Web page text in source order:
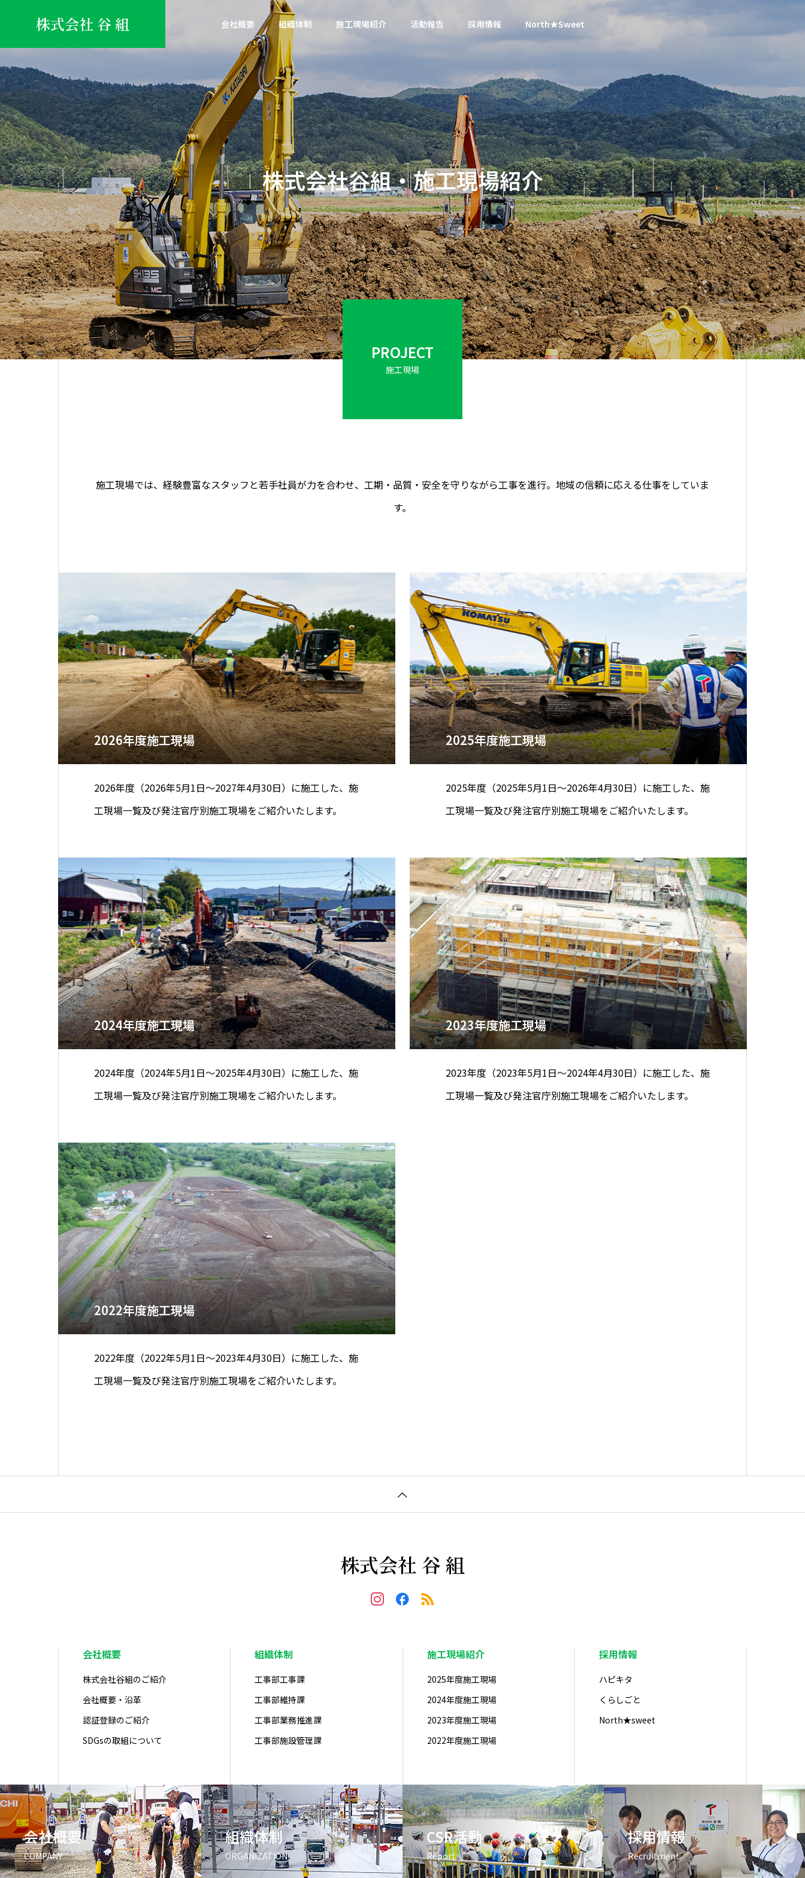
株式会社 谷 組 会社概要 組織体制 施工現場紹介 活動報告 採用情報 North★Sweet
会社概要
COMPANY
企業紹介
企業紹介ページ
会社概要・沿革
会社概要・沿革・所在地
登録・認証制度
登録・認証制度紹介
SDGs活動
株式会社谷組×SDGs
環境活動・目標
環境活動目標紹介
CSR活動
CSR活動のご紹介
組織体制
ORGANIZATION
工事課
土木施工管理
維持課
維持除雪管理
業務推進課
建設ディレクター
施設管理課
農業・コントラ
活動報告
REPORT
寄
表彰・感謝状
旭川開発建設部長表彰を受賞
しました
社内行事
社内防火訓練を実施しまし
た！
2026 第27回 郷土の森づくり
に参加しました。
地域貢献活動
中名寄小学校における地域貢
献活動を実施しました
下川町万里の
ました！
株式会社谷組・施工現場紹介
PROJECT
施工現場
施工現場では、経験豊富なスタッフと若手社員が力を合わせ、工期・品質・安全を守りながら工事を進行。地域の信頼に応える仕事をしていま
す。
2026年度施工現場
2026年度（2026年5月1日～2027年4月30日）に施工した、施
工現場一覧及び発注官庁別施工現場をご紹介いたします。
2025年度施工現場
2025年度（2025年5月1日～2026年4月30日）に施工した、施
工現場一覧及び発注官庁別施工現場をご紹介いたします。
2024年度施工現場
2024年度（2024年5月1日～2025年4月30日）に施工した、施
工現場一覧及び発注官庁別施工現場をご紹介いたします。
2023年度施工現場
2023年度（2023年5月1日～2024年4月30日）に施工した、施
工現場一覧及び発注官庁別施工現場をご紹介いたします。
2022年度施工現場
2022年度（2022年5月1日～2023年4月30日）に施工した、施
工現場一覧及び発注官庁別施工現場をご紹介いたします。
株式会社 谷 組
会社概要
株式会社谷組のご紹介
会社概要・沿革
認証登録のご紹介
SDGsの取組について
組織体制
工事部工事課
工事部維持課
工事部業務推進課
工事部施設管理課
施工現場紹介
2025年度施工現場
2024年度施工現場
2023年度施工現場
2022年度施工現場
採用情報
ハピキタ
くらしごと
North★sweet
会社概要
COMPANY
組織体制
ORGANIZATION
CSR活動
Report
採用情報
Recruitment